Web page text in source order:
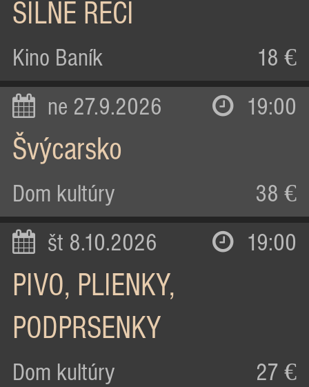
SILNÉ REČI
Kino Baník 18 €
ne 27.9.2026 19:00
Švýcarsko
Dom kultúry 38 €
št 8.10.2026 19:00
PIVO, PLIENKY,
PODPRSENKY
Dom kultúry 27 €